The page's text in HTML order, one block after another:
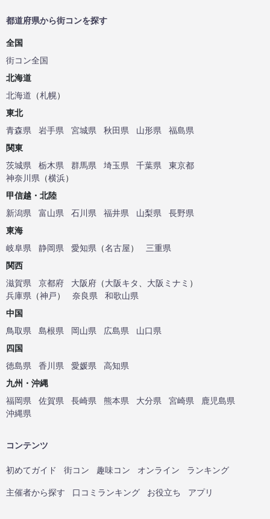
都道府県から街コンを探す
全国
街コン全国
北海道
北海道 （札幌）
東北
青森県
岩手県 宮城県 秋田県 山形県
福島県
関東
茨城県
栃木県 群馬県 埼玉県 千葉県
東京都
神奈川県 （横浜）
甲信越・北陸
新潟県
富山県 石川県 福井県 山梨県
長野県
東海
岐阜県
静岡県 愛知県 （名古屋）
三重県
関西
滋賀県
京都府 大阪府 （大阪キタ 大阪ミナミ ）
兵庫県 （神戸） 奈良県
和歌山県
中国
鳥取県
島根県 岡山県 広島県
山口県
四国
徳島県
香川県 愛媛県
高知県
九州・沖縄
福岡県
佐賀県 長崎県 熊本県 大分県 宮崎県
鹿児島県
沖縄県
コンテンツ
初めてガイド 街コン 趣味コン オンライン ランキング
主催者から探す 口コミランキング お役立ち アプリ